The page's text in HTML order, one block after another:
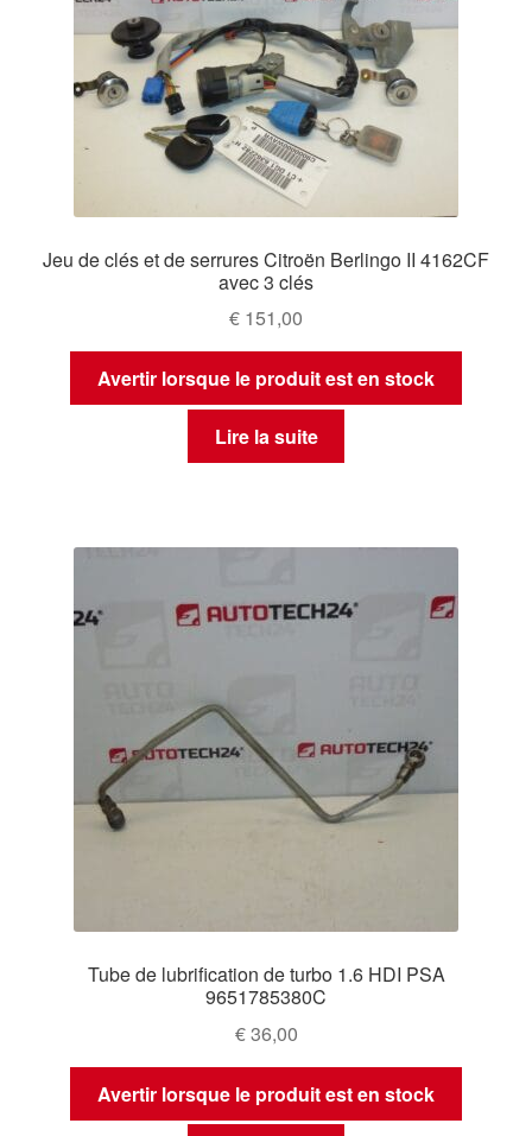
Jeu de clés et de serrures Citroën Berlingo II 4162CF
avec 3 clés
€ 151,00
Avertir lorsque le produit est en stock
Lire la suite
Tube de lubrification de turbo 1.6 HDI PSA
9651785380C
€36,00
Avertir lorsque le produit est en stock